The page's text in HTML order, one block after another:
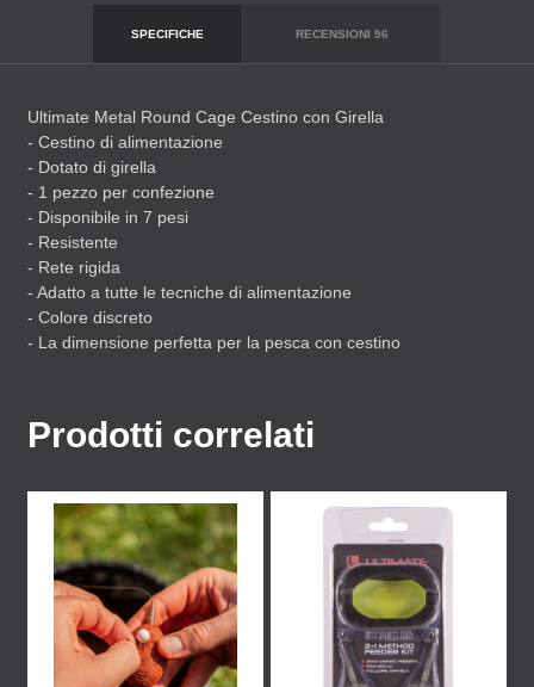
SPECIFICHE RECENSIONI 96
Ultimate Metal Round Cage Cestino con Girella
- Cestino di alimentazione
- Dotato di girella
- 1 pezzo per confezione
- Disponibile in 7 pesi
- Resistente
- Rete rigida
- Adatto a tutte le tecniche di alimentazione
- Colore discreto
- La dimensione perfetta per la pesca con cestino
Prodotti correlati